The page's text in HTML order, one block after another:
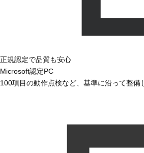
正規認定で品質も安心
Microsoft認定PC
100項目の動作点検など、基準に沿って整